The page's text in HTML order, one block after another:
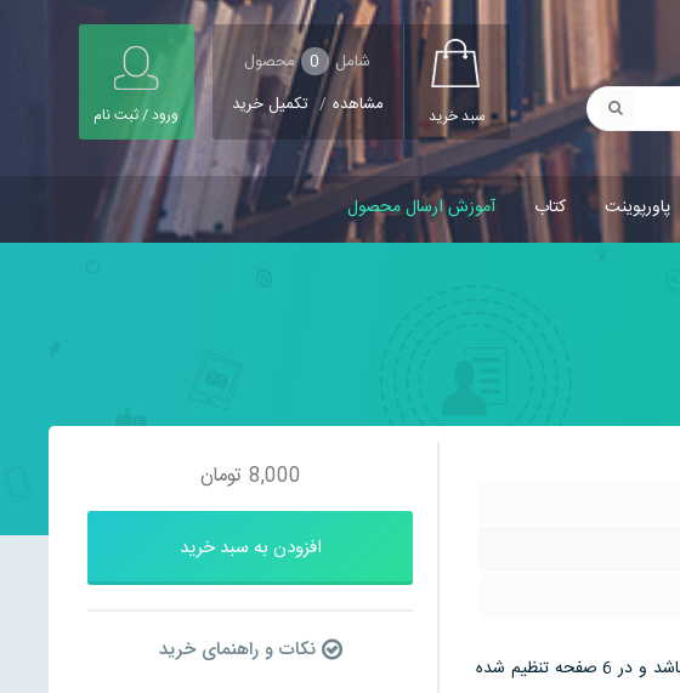
سبد خرید
شامل 0 محصول
مشاهده / تکمیل خرید ورود / ثبت نام
پاورپوینت کتاب آموزش ارسال محصول
این تحقیق مقاله دارای موضوعاتی همچون مقدمه چکیده تحلیل نتیجه گیری و منبع می باشد و در 6 صفحه تنظیم شده
8,000 تومان
افزودن به سبد خرید
نکات و راهنمای خرید